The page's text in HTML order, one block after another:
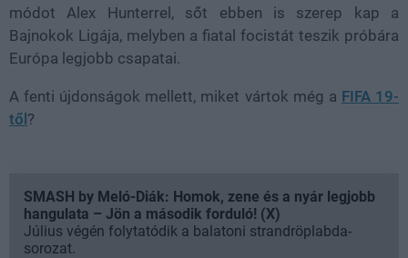
módot Alex Hunterrel, sőt ebben is szerep kap a
Bajnokok Ligája, melyben a fiatal focistát teszik próbára
Európa legjobb csapatai.
A fenti újdonságok mellett, miket vártok még a FIFA 19-
től?
SMASH by Meló-Diák: Homok, zene és a nyár legjobb
hangulata – Jön a második forduló! (X)
Július végén folytatódik a balatoni strandröplabda-
sorozat.